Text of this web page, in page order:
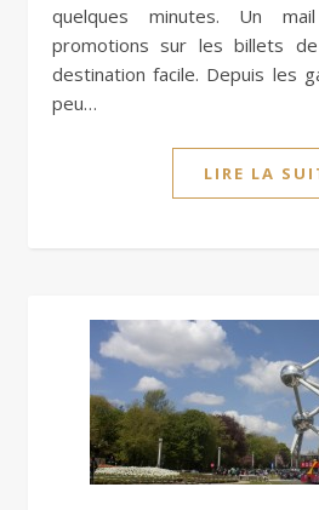
quelques minutes. Un mail
promotions sur les billets de
destination facile. Depuis les
peu…
LIRE LA